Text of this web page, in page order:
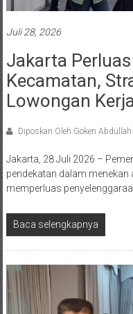
Juli 28, 2026
Jakarta
Kecamatan,
Lowongan
Diposkan Oleh:Goken Abdullah
Jakarta, 28 Juli 2026 –
pendekatan dalam
memperluas
Baca selengkapnya